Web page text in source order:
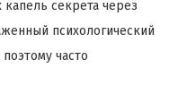
секрета через
психологический
часто